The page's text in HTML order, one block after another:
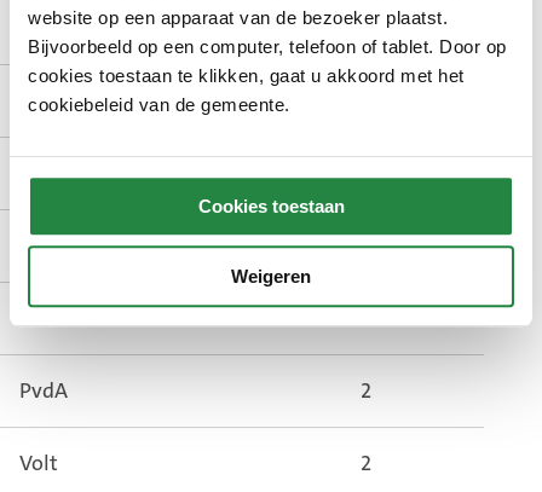
website op een apparaat van de bezoeker plaatst.
Bijvoorbeeld op een computer, telefoon of tablet. Door op
cookies toestaan te klikken, gaat u akkoord met het
cookiebeleid van de gemeente.
Cookies toestaan
Weigeren
Partij Zetels
GroenLinks
D66 4
VVD 4
JA21 2
PvdA 2
Volt 2